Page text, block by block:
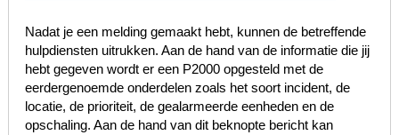
Nadat je een melding gemaakt hebt, kunnen de betreffende
hulpdiensten uitrukken. Aan de hand van de informatie die jij
hebt gegeven wordt er een P2000 opgesteld met de
eerdergenoemde onderdelen zoals het soort incident, de
locatie, de prioriteit, de gealarmeerde eenheden en de
opschaling. Aan de hand van dit beknopte bericht kan